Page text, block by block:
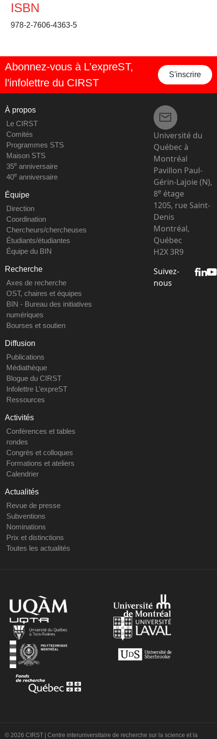
ISBN
978-2-7606-4363-5
Abonnez-vous à L’expreST,
l'infolettre du CIRST
S'inscrire
À propos
Le CIRST
Comités
Programmes STS
Maison STS
35eanniversaire
40eanniversaire
Équipe
Direction
Coordination
Chercheurs/chercheuses
Étudiants/étudiantes
Équipe du BIN
Recherche
Axes de recherche
OST, chaires et équipes
BIN - Bureau des initiatives
numériques
Bourses et soutien
Diffusion
Publications
Médiathèque
Blogue du CIRST
Infolettre L’expreST
Ressources
Activités
Conférences et tables
rondes
Congrès et colloques
Formations et ateliers
Calendrier
Actualités
Revue de presse
Subventions
Nominations
Prix et distinctions
Toutes les actualités
Université du
Québec à
Montréal
Pavillon Paul-
Gérin-Lajoie (N),
8e étage
1205, rue Saint-
Denis
Montréal,
Québec
H2X 3R9
Suivez-
nous
© 2026 CIRST | Centre interuniversitaire de recherche sur la science et la